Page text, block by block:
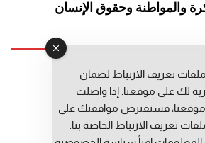
والمواطنة وحقوق الإنسان
عبد الرحيم التوراني
المساعد: المعطي قبال
التحرير: فاطمة حوحو
تعريف الارتباط لضمان
لك على موقعنا. إذا واصلت
موقعنا، فسنفترض موافقتك على
تعريف الارتباط الخاصة بنا.